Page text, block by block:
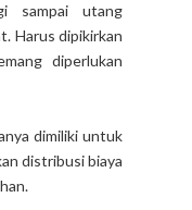
sampai utang
Harus dipikirkan
diperlukan
dimiliki untuk
distribusi biaya